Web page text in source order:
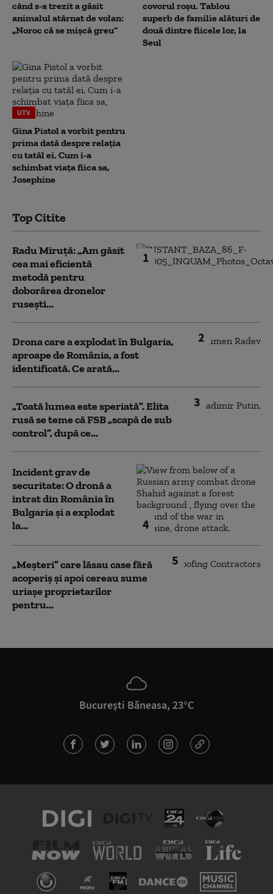
când s-a trezit a găsit
animalul atârnat de volan:
„Noroc că se mișcă greu”
covorul roșu. Tablou
superb de familie alături de
două dintre fiicele lor, la
Seul
UTV
Gina Pistol a vorbit pentru
prima dată despre relația
cu tatăl ei. Cum i-a
schimbat viața fiica sa,
Josephine
Top Citite
1
Radu Miruță: „Am găsit
cea mai eficientă
metodă pentru
doborârea dronelor
rusești...
2
Drona care a explodat în Bulgaria,
aproape de România, a fost
identificată. Ce arată...
3
„Toată lumea este speriată”. Elita
rusă se teme că FSB „scapă de sub
control”, după ce...
4
Incident grav de
securitate: O dronă a
intrat din România în
Bulgaria şi a explodat
la...
5
„Meșteri” care lăsau case fără
acoperiș și apoi cereau sume
uriașe proprietarilor
pentru...
București Băneasa, 23°C